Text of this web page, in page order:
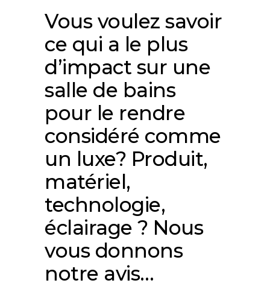
Vous voulez savoir
ce qui a le plus
d’impact sur une
salle de bains
pour le rendre
considéré comme
un luxe? Produit,
matériel,
technologie,
éclairage ? Nous
vous donnons
notre avis…